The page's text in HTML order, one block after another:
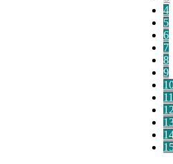
4
5
6
7
8
9
11
12